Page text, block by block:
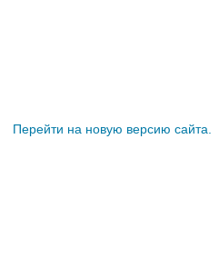
Перейти на новую версию сайта.